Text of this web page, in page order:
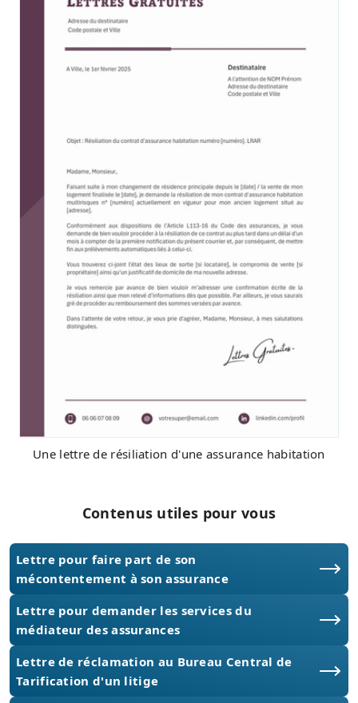
Une lettre de résiliation d'une assurance habitation
Contenus utiles pour vous
Lettre pour faire part de son
mécontentement à son assurance
Lettre pour demander les services du
médiateur des assurances
Lettre de réclamation au Bureau Central de
Tarification d'un litige